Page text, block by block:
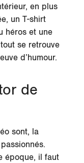
en plus
un T-shirt
héros et une
se retrouve
d’humour.
de
sont, la
époque, il faut